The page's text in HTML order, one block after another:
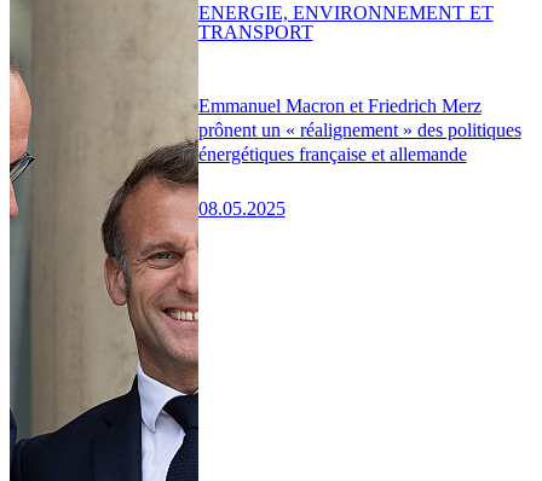
Emmanuel Macron et Friedrich Merz
prônent un « réalignement » des politiques
énergétiques française et allemande
08.05.2025
ENERGIE, ENVIRONNEMENT ET
TRANSPORT